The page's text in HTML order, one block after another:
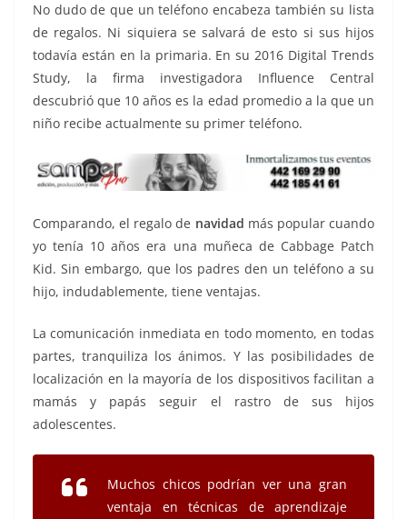
No dudo de que un teléfono encabeza también su lista
de regalos. Ni siquiera se salvará de esto si sus hijos
todavía están en la primaria. En su 2016 Digital Trends
Study, la firma investigadora Influence Central
descubrió que 10 años es la edad promedio a la que un
niño recibe actualmente su primer teléfono.
Comparando, el regalo de navidad más popular cuando
yo tenía 10 años era una muñeca de Cabbage Patch
Kid. Sin embargo, que los padres den un teléfono a su
hijo, indudablemente, tiene ventajas.
La comunicación inmediata en todo momento, en todas
partes, tranquiliza los ánimos. Y las posibilidades de
localización en la mayoría de los dispositivos facilitan a
mamás y papás seguir el rastro de sus hijos
adolescentes.
Muchos chicos podrían ver una gran
ventaja en técnicas de aprendizaje